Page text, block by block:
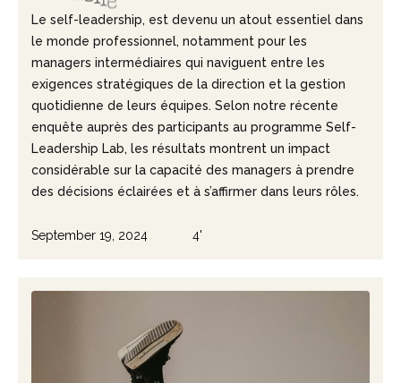
Le self-leadership, est devenu un atout essentiel dans
le monde professionnel, notamment pour les
managers intermédiaires qui naviguent entre les
exigences stratégiques de la direction et la gestion
quotidienne de leurs équipes. Selon notre récente
enquête auprès des participants au programme Self-
Leadership Lab, les résultats montrent un impact
considérable sur la capacité des managers à prendre
des décisions éclairées et à s’affirmer dans leurs rôles.‍
September 19, 2024 4'